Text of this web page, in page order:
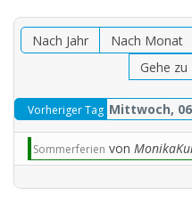
Nach Jahr Nach Monat
Gehe
Vorheriger Tag Mittwoch,
Sommerferien von